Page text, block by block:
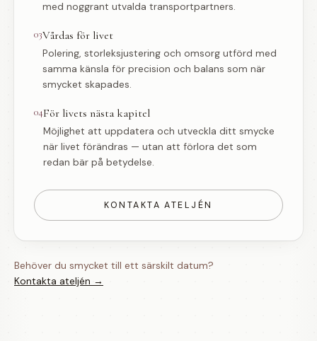
med noggrant utvalda transportpartners.
03Vårdas för livet
Polering, storleksjustering och omsorg utförd med
samma känsla för precision och balans som när
smycket skapades.
04För livets nästa kapitel
Möjlighet att uppdatera och utveckla ditt smycke
när livet förändras — utan att förlora det som
redan bär på betydelse.
KONTAKTA ATELJÉN
Behöver du smycket till ett särskilt datum?
Kontakta ateljén →